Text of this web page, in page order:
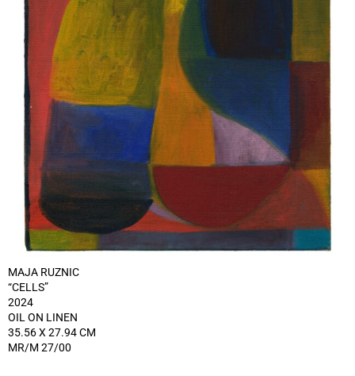
MAJA RUZNIC
“CELLS”
2024
OIL ON LINEN
35.56 X 27.94 CM
MR/M 27/00